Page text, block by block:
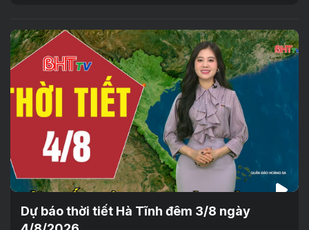
Dự báo thời tiết Hà Tĩnh đêm 3/8 ngày